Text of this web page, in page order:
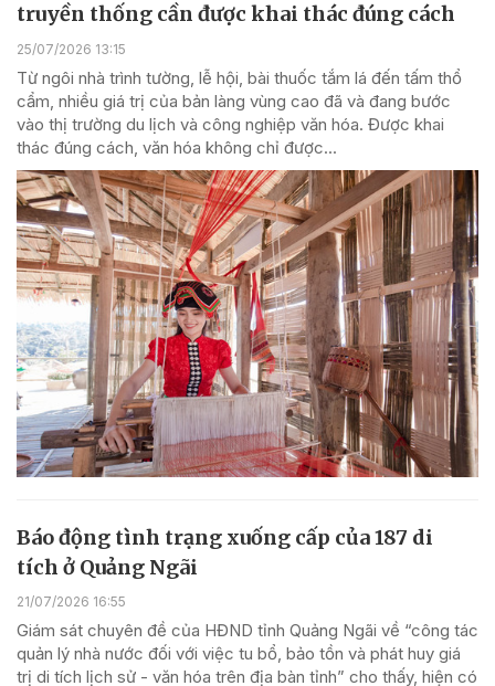
truyền thống cần được khai thác đúng cách
25/07/2026 13:15
Từ ngôi nhà trình tường, lễ hội, bài thuốc tắm lá đến tấm thổ
cẩm, nhiều giá trị của bản làng vùng cao đã và đang bước
vào thị trường du lịch và công nghiệp văn hóa. Được khai
thác đúng cách, văn hóa không chỉ được...
Báo động tình trạng xuống cấp của 187 di
tích ở Quảng Ngãi
21/07/2026 16:55
Giám sát chuyên đề của HĐND tỉnh Quảng Ngãi về “công tác
quản lý nhà nước đối với việc tu bổ, bảo tồn và phát huy giá
trị di tích lịch sử - văn hóa trên địa bàn tỉnh” cho thấy, hiện có